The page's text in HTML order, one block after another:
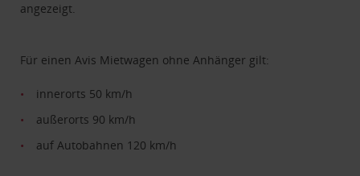
angezeigt.
Für einen Avis Mietwagen ohne Anhänger gilt:
innerorts 50 km/h
außerorts 90 km/h
auf Autobahnen 120 km/h